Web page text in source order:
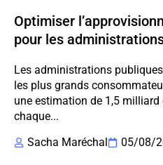
Optimiser
pour les
Les administrations
les plus grands
une estimation de 1,5
chaque...
Sacha Maréchal
05/08/